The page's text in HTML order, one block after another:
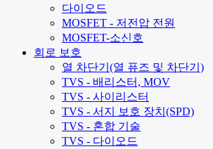
다이오드
MOSFET - 저전압 전원
MOSFET-소신호
회로 보호
열 차단기(열 퓨즈 및 차단기)
TVS - 배리스터, MOV
TVS - 사이리스터
TVS - 서지 보호 장치(SPD)
TVS - 혼합 기술
TVS - 다이오드